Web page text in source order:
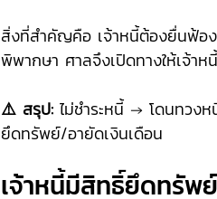
สิ่งที่สำคัญคือ เจ้าหนี้ต้องยื่นฟ้อ
พิพากษา ศาลจึงเปิดทางให้เจ้า
⚠️ สรุป: ไม่ชำระหนี้ → โดนทว
ยึดทรัพย์/อายัดเงินเดือน
เจ้าหนี้มีสิทธิ์ยึดทรัพย์